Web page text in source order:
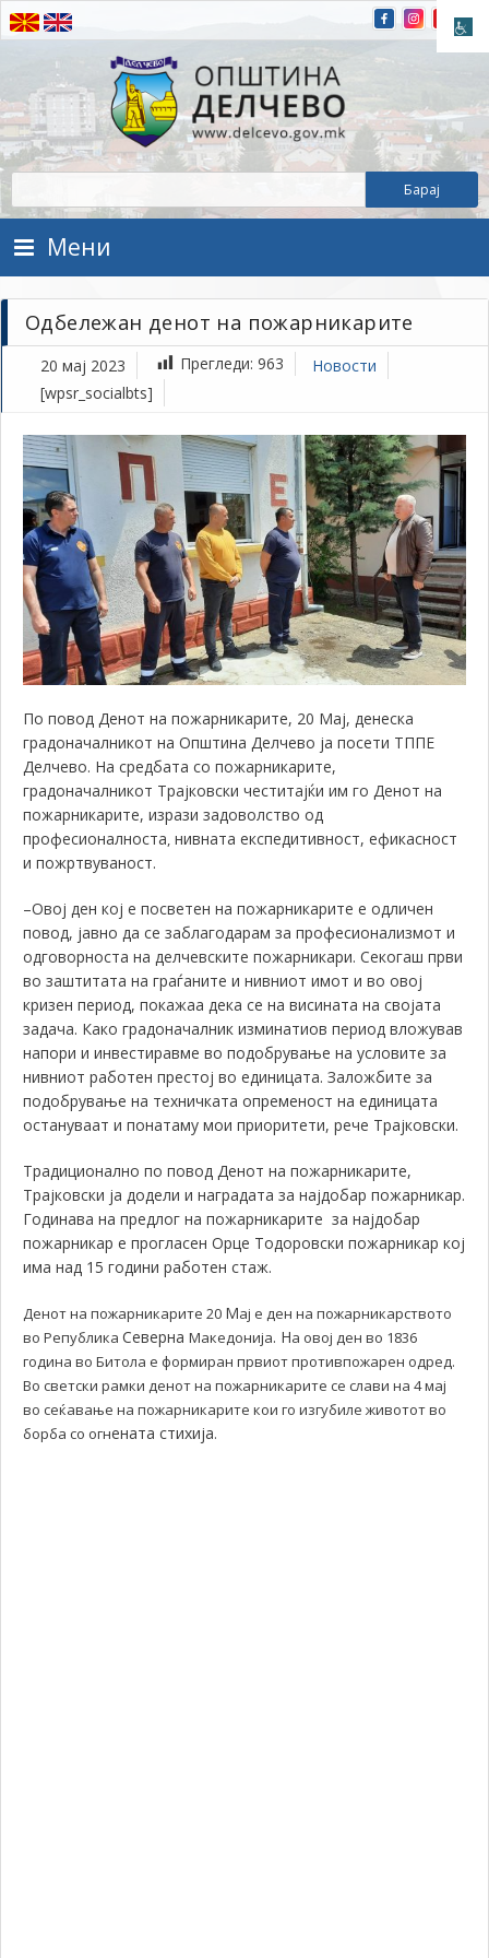
Прескокнете на содржината
Општина Делчево
Општина Делчево
Мени
Одбележан денот на пожарникарите
20 мај 2023 Прегледи: 963
Новости
[wpsr_socialbts]
По повод Денот на пожарникарите, 20 Мај, денеска
градоначалникот на Општина Делчево ја посети ТППЕ
Делчево. На средбата со пожарникарите,
градоначалникот Трајковски честитајќи им го Денот на
пожарникарите, изрази задоволство од
професионалноста, нивната експедитивност, ефикасност
и пожртвуваност.
–Овој ден кој е посветен на пожарникарите е одличен
повод, јавно да се заблагодарам за професионализмот и
одговорноста на делчевските пожарникари. Секогаш први
во заштитата на граѓаните и нивниот имот и во овој
кризен период, покажаа дека се на висината на својата
задача. Како градоначалник изминатиов период вложував
напори и инвестиравме во подобрување на условите за
нивниот работен престој во единицата. Заложбите за
подобрување на техничката опременост на единицата
остануваат и понатаму мои приоритети, рече Трајковски.
Традиционално по повод Денот на пожарникарите,
Трајковски ја додели и наградата за најдобар пожарникар.
Годинава на предлог на пожарникарите за најдобар
пожарникар е прогласен Oрце Тодоровски пожарникар кој
има над 15 години работен стаж.
Денот на пожарникарите 20 Мај е ден на пожарникарството
во Република Северна Македонија. На овој ден во 1836
година во Битола е формиран првиот противпожарен одред.
Во светски рамки денот на пожарникарите се слави на 4 мај
во сеќавање на пожарникарите кои го изгубиле животот во
борба со огнената стихија.